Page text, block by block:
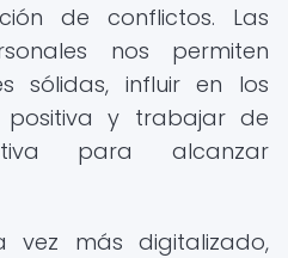
de conflictos. Las
nos permiten
sólidas, influir en los
y trabajar de
para alcanzar
vez más digitalizado,